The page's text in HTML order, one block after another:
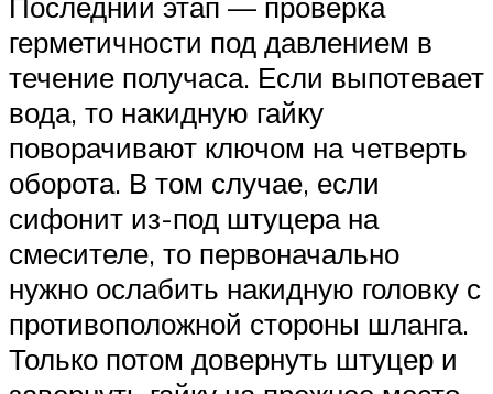
Последний этап — проверка
герметичности под давлением в
течение получаса. Если выпотевает
вода, то накидную гайку
поворачивают ключом на четверть
оборота. В том случае, если
сифонит из-под штуцера на
смесителе, то первоначально
нужно ослабить накидную головку с
противоположной стороны шланга.
Только потом довернуть штуцер и